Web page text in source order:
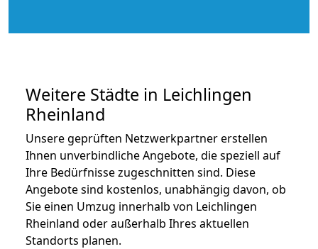
Weitere Städte in Leichlingen
Rheinland
Unsere geprüften Netzwerkpartner erstellen
Ihnen unverbindliche Angebote, die speziell auf
Ihre Bedürfnisse zugeschnitten sind. Diese
Angebote sind kostenlos, unabhängig davon, ob
Sie einen Umzug innerhalb von Leichlingen
Rheinland oder außerhalb Ihres aktuellen
Standorts planen.